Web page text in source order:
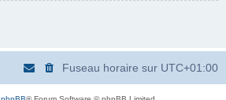
Fuseau horaire sur UTC+01:00